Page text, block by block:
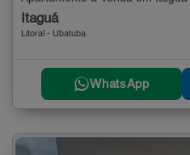
Itaguá
Litoral - Ubatuba
WhatsApp